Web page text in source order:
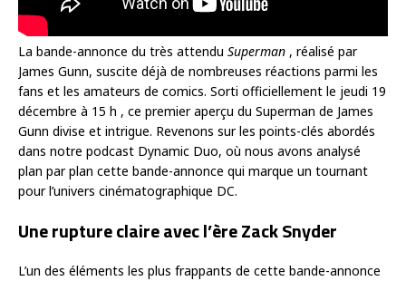
La bande-annonce du très attendu Superman , réalisé par
James Gunn, suscite déjà de nombreuses réactions parmi les
fans et les amateurs de comics. Sorti officiellement le jeudi 19
décembre à 15 h , ce premier aperçu du Superman de James
Gunn divise et intrigue. Revenons sur les points-clés abordés
dans notre podcast Dynamic Duo, où nous avons analysé
plan par plan cette bande-annonce qui marque un tournant
pour l’univers cinématographique DC.
Une rupture claire avec l’ère Zack Snyder
L’un des éléments les plus frappants de cette bande-annonce